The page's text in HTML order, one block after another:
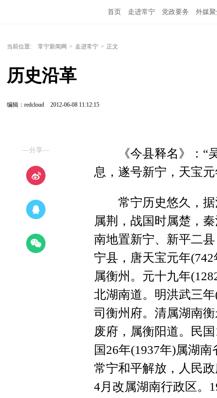
首页 走进常宁 党政要务 外媒
当前位置: 常宁新闻网 > 走进常宁 > 正文
历史沿革
编辑：redcloud 2012-06-08 11:12:15
—分享—
《今县释名》：“吴
息，遂号新宁，天宝
常宁历史悠久，据
属荆，战国时属楚，
南地置新宁、新平二
宁县，唐天宝元年
属衡州。元十九年
北湖南道。明洪武三
司衡州府。清属湖南
废府，属衡阳道。民
国26年(1937年)属湖
常宁和平解放，人民
4月改属湖南行政区。